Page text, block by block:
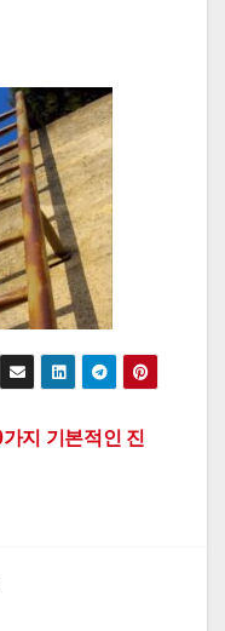
지 기본적인 진